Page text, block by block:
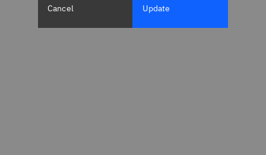
Cancel Update